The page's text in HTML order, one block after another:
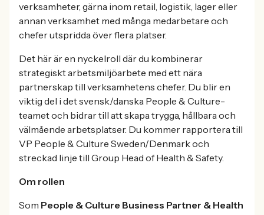
verksamheter, gärna inom retail, logistik, lager eller
annan verksamhet med många medarbetare och
chefer utspridda över flera platser.
Det här är en nyckelroll där du kombinerar
strategiskt arbetsmiljöarbete med ett nära
partnerskap till verksamhetens chefer. Du blir en
viktig del i det svensk/danska People & Culture-
teamet och bidrar till att skapa trygga, hållbara och
välmående arbetsplatser. Du kommer rapportera till
VP People & Culture Sweden/Denmark och
streckad linje till Group Head of Health & Safety.
Om rollen
Som People & Culture Business Partner & Health